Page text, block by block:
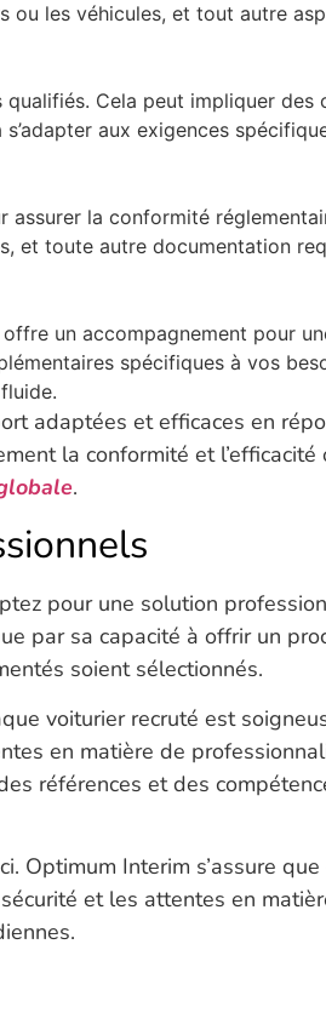
ou les véhicules, et tout autre
Cela peut impliquer des
aux exigences
la conformité
et toute autre documentation
un accompagnement pour
spécifiques à vos
adaptées et efficaces en
la conformité et
.
pour une solution
par sa capacité à offrir un
soient sélectionnés.
voiturier recruté est
en matière de
références et des
Optimum Interim s’assure
et les attentes en